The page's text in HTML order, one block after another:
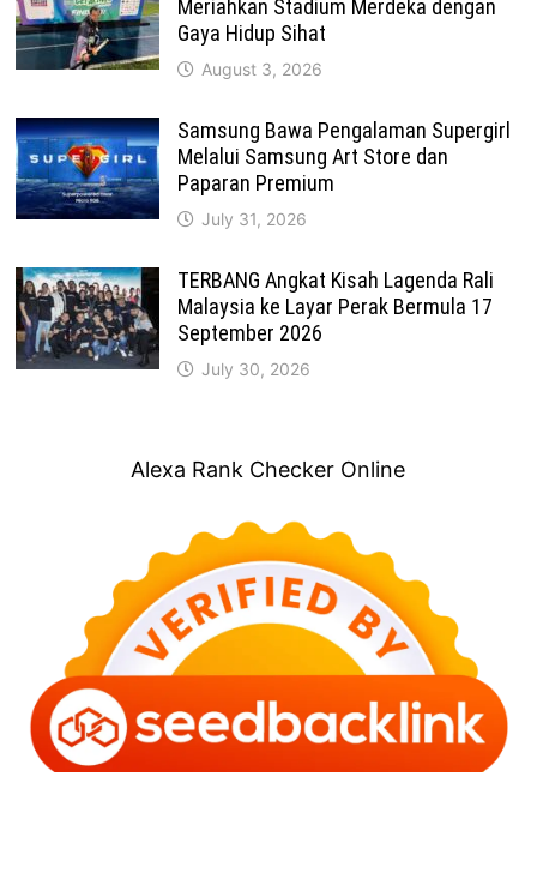
Meriahkan Stadium Merdeka dengan
Gaya Hidup Sihat
August 3, 2026
Samsung Bawa Pengalaman Supergirl
Melalui Samsung Art Store dan
Paparan Premium
July 31, 2026
TERBANG Angkat Kisah Lagenda Rali
Malaysia ke Layar Perak Bermula 17
September 2026
July 30, 2026
Alexa Rank Checker Online